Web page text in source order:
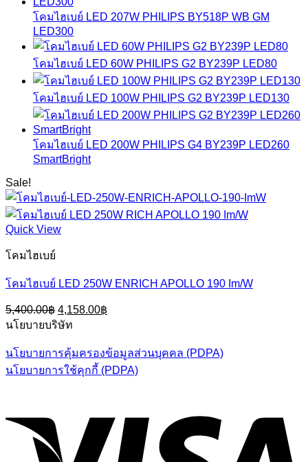
โคมไฮเบย์ LED 207W PHILIPS BY518P WB GM
LED300
โคมไฮเบย์ LED 60W PHILIPS G2 BY239P LED80
โคมไฮเบย์ LED 100W PHILIPS G2 BY239P LED130
โคมไฮเบย์ LED 200W PHILIPS G4 BY239P LED260
SmartBright
Sale!
Quick View
โคมไฮเบย์
โคมไฮเบย์ LED 250W ENRICH APOLLO 190 Im/W
5,400.00฿ Original
price
5,400.00฿.
4,158.00฿
4,158.00฿.
นโยบายบริษัท
นโยบายการคุ้มครองข้อมูลส่วนบุคคล (PDPA)
นโยบายการใช้คุกกี้ (PDPA)